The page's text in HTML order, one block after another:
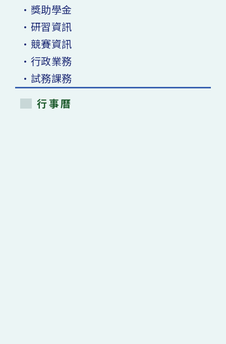
•獎助學金
•研習資訊
•競賽資訊
•行政業務
•試務課務
行事曆